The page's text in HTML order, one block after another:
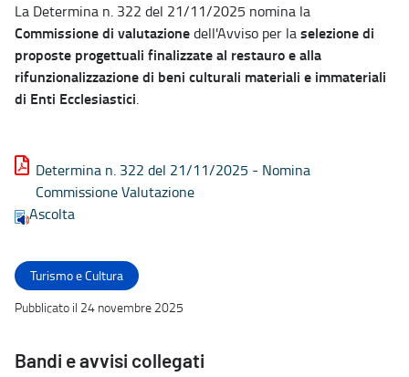
La Determina n. 322 del 21/11/2025 nomina la
Commissione di valutazionedell'Avviso per laselezione di
proposte progettuali finalizzate al restauro e alla
rifunzionalizzazione di beni culturali materiali e immateriali
di Enti Ecclesiastici.
Determina n. 322 del 21/11/2025 - Nomina
Commissione Valutazione
Ascolta
Turismo e Cultura
Pubblicato il 24 novembre 2025
Bandi e avvisi collegati